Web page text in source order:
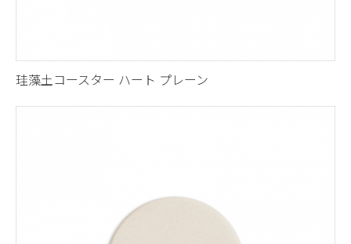
珪藻土コースター ハート プレーン